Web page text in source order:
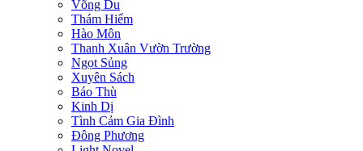
Võng Du
Thám Hiểm
Hào Môn
Thanh Xuân Vườn Trường
Ngọt Sủng
Xuyên Sách
Báo Thù
Kinh Dị
Tình Cảm Gia Đình
Đông Phương